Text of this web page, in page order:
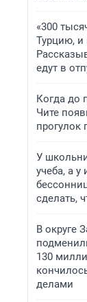
«300
Турцию, и
едут в
Когда до
Чите
прогулок
У
учеба, а у
сделать,
В округе
130
делами